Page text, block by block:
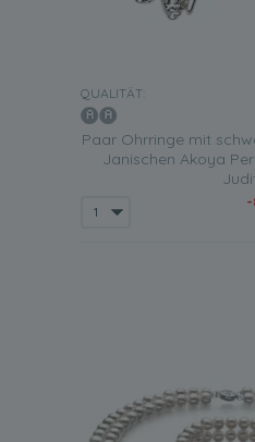
QUALITÄT:
Paar Ohrringe mit
Janischen Akoya
-